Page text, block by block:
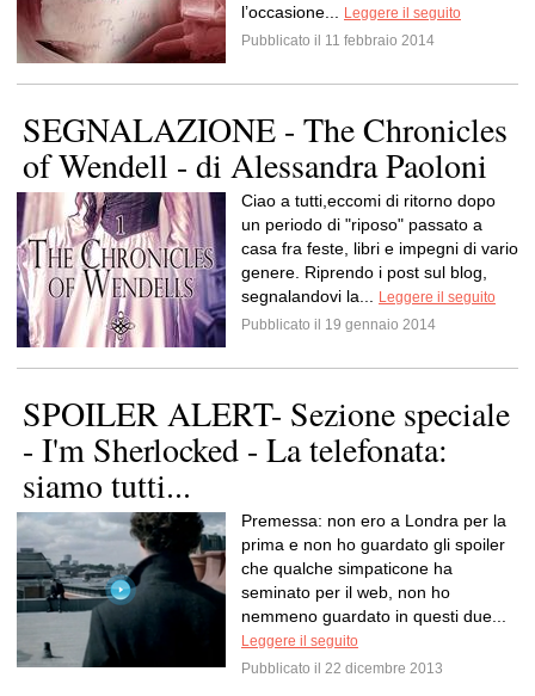
l’occasione...
Leggere il seguito
Pubblicato il 11 febbraio 2014
SEGNALAZIONE - The Chronicles
of Wendell - di Alessandra Paoloni
Ciao a tutti,eccomi di ritorno dopo
un periodo di "riposo" passato a
casa fra feste, libri e impegni di vario
genere. Riprendo i post sul blog,
segnalandovi la...
Leggere il seguito
Pubblicato il 19 gennaio 2014
SPOILER ALERT- Sezione speciale
- I'm Sherlocked - La telefonata:
siamo tutti...
Premessa: non ero a Londra per la
prima e non ho guardato gli spoiler
che qualche simpaticone ha
seminato per il web, non ho
nemmeno guardato in questi due...
Leggere il seguito
Pubblicato il 22 dicembre 2013